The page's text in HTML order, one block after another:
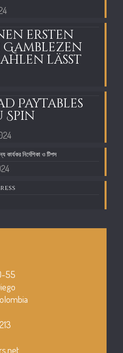
ersten
lässt
Paytables
Spin
নির্দেশিকা ও টিপস
55